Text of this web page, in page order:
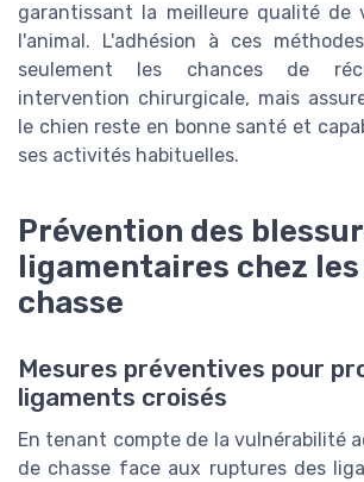
garantissant la meilleure qualité de
l'animal. L'adhésion à ces
seulement les chances de
intervention chirurgicale, mais
le chien reste en bonne santé et
ses activités habituelles.
Prévention des
ligamentaires chez
chasse
Mesures préventives pour
ligaments croisés
En tenant compte de la vulnérabilité
de chasse face aux ruptures des